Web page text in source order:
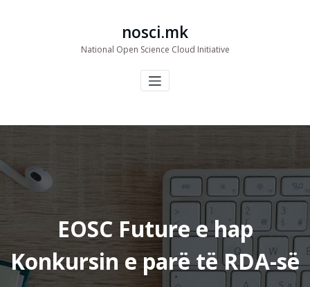
nosci.mk
National Open Science Cloud Initiative
EOSC Future e hap
Konkursin e parë të RDA-së